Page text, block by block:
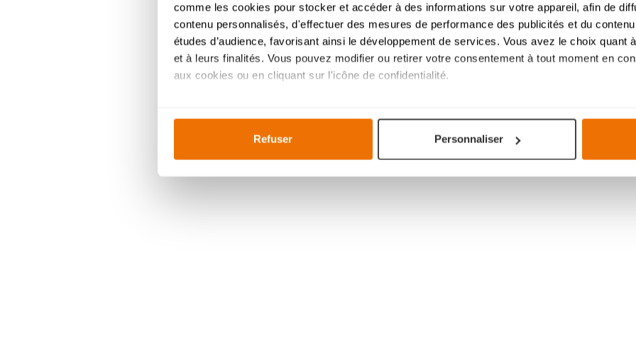
comme les cookies pour stocker et accéder à des informations sur votre appareil, afin de
contenu personnalisés, d'effectuer des mesures de performance des publicités et du
études d’audience, favorisant ainsi le développement de services. Vous avez le choix quant
et à leurs finalités. Vous pouvez modifier ou retirer votre consentement à tout moment en
aux cookies ou en cliquant sur l'icône de confidentialité.
Identifier votre appareil en l'analysant activement pour en relever les caractéristiques
digitales).
Refuser Personnaliser